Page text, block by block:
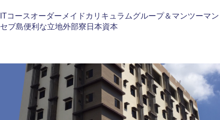
ITコースオーダーメイドカリキュラムグループ＆マンツーマン
セブ島便利な立地外部寮 日本資本